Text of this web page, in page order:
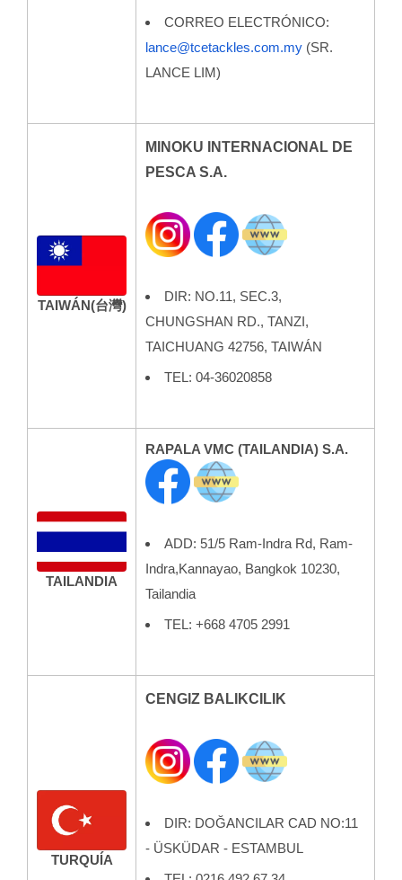
CORREO ELECTRÓNICO:
lance@tcetackles.com.my (SR.
LANCE LIM)
TAIWÁN(台灣)
MINOKU INTERNACIONAL DE
PESCA S.A.
DIR: NO.11, SEC.3,
CHUNGSHAN RD., TANZI,
TAICHUANG 42756, TAIWÁN
TEL: 04-36020858
TAILANDIA
RAPALA VMC (TAILANDIA) S.A.
ADD: 51/5 Ram-Indra Rd, Ram-
Indra,Kannayao, Bangkok 10230,
Tailandia
TEL: +668 4705 2991
TURQUÍA
CENGIZ BALIKCILIK
DIR: DOĞANCILAR CAD NO:11
- ÜSKÜDAR - ESTAMBUL